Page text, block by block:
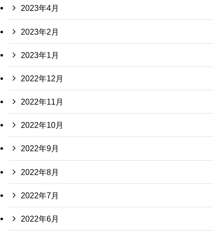
2023年4月
2023年2月
2023年1月
2022年12月
2022年11月
2022年10月
2022年9月
2022年8月
2022年7月
2022年6月